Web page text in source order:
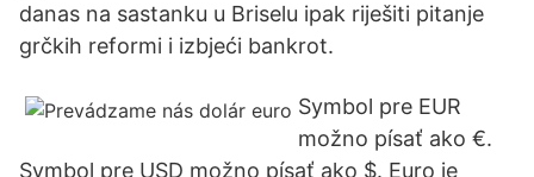
danas na sastanku u Briselu ipak riješiti pitanje
grčkih reformi i izbjeći bankrot.
Symbol pre EUR
možno písať ako €.
Symbol pre USD možno písať ako $. Euro je